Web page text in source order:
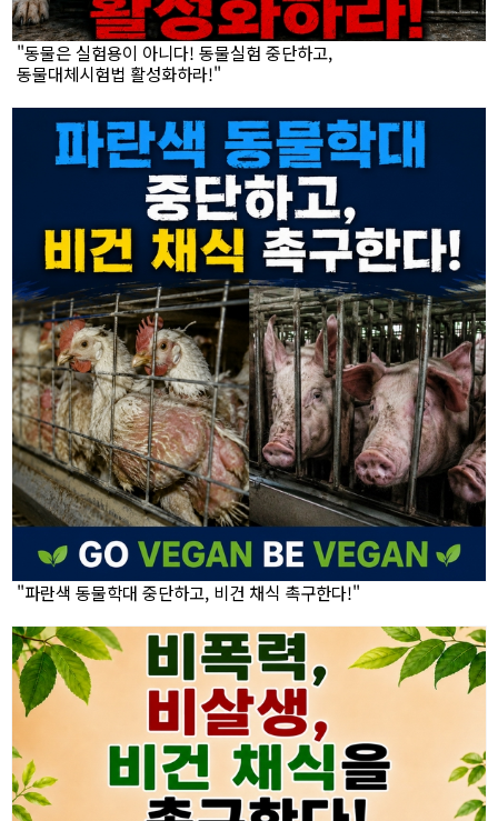
"동물은 실험용이 아니다! 동물실험 중단하고,
동물대체시험법 활성화하라!"
"파란색 동물학대 중단하고, 비건 채식 촉구한다!"